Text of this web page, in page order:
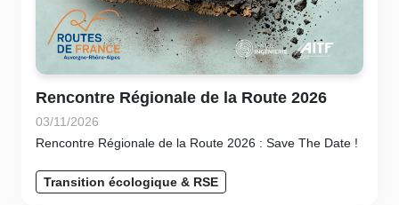
Rencontre Régionale de la Route 2026
03/11/2026
Rencontre Régionale de la Route 2026 : Save The Date !
Transition écologique & RSE